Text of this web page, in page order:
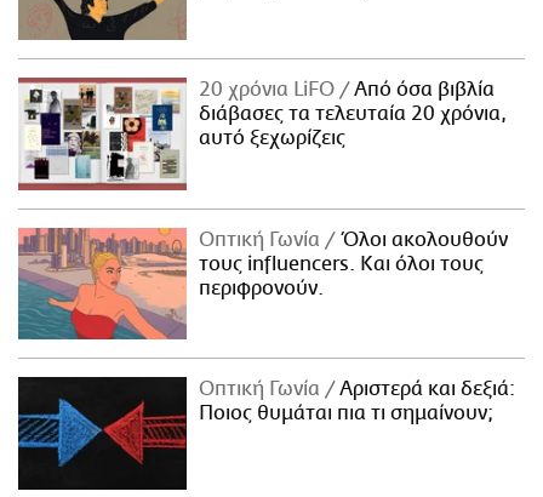
20 χρόνια LiFO
Από όσα βιβλία
διάβασες τα τελευταία 20 χρόνια,
αυτό ξεχωρίζεις
Οπτική Γωνία
Όλοι ακολουθούν
τους influencers. Και όλοι τους
περιφρονούν.
Οπτική Γωνία
Αριστερά και δεξιά:
Ποιος θυμάται πια τι σημαίνουν;